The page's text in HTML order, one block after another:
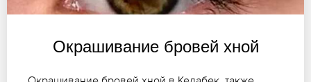
Окрашивание бровей хной